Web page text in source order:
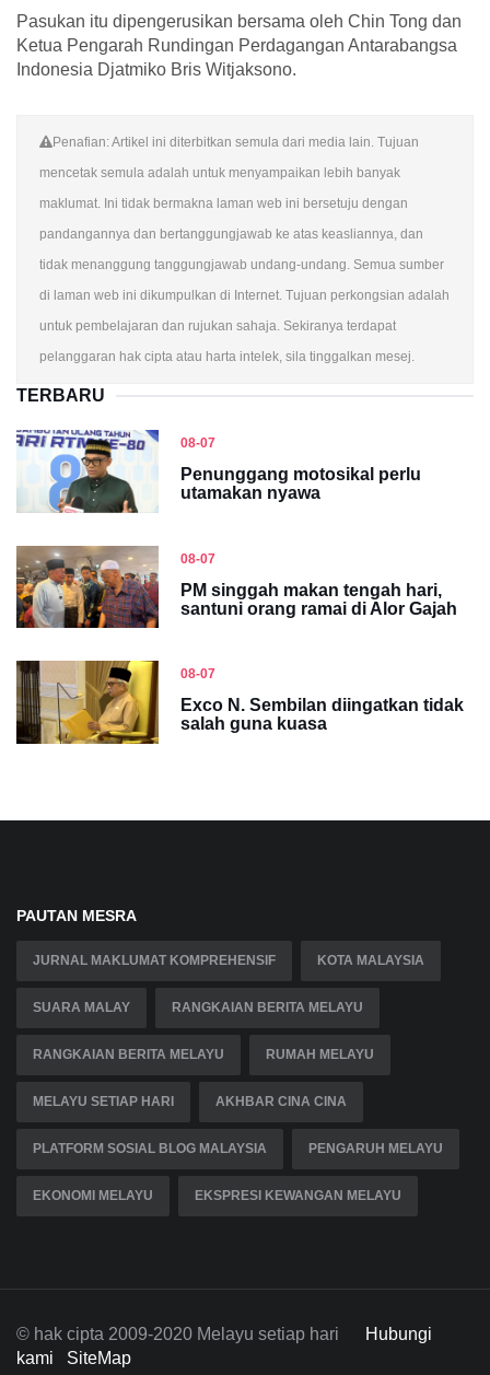
Pasukan itu dipengerusikan bersama oleh Chin Tong dan
Ketua Pengarah Rundingan Perdagangan Antarabangsa
Indonesia Djatmiko Bris Witjaksono.
Penafian: Artikel ini diterbitkan semula dari media lain. Tujuan
mencetak semula adalah untuk menyampaikan lebih banyak
maklumat. Ini tidak bermakna laman web ini bersetuju dengan
pandangannya dan bertanggungjawab ke atas keasliannya, dan
tidak menanggung tanggungjawab undang-undang. Semua sumber
di laman web ini dikumpulkan di Internet. Tujuan perkongsian adalah
untuk pembelajaran dan rujukan sahaja. Sekiranya terdapat
pelanggaran hak cipta atau harta intelek, sila tinggalkan mesej.
TERBARU
08-07
Penunggang motosikal perlu
utamakan nyawa
08-07
PM singgah makan tengah hari,
santuni orang ramai di Alor Gajah
08-07
Exco N. Sembilan diingatkan tidak
salah guna kuasa
PAUTAN MESRA
JURNAL MAKLUMAT KOMPREHENSIF KOTA MALAYSIA
SUARA MALAY RANGKAIAN BERITA MELAYU
RANGKAIAN BERITA MELAYU RUMAH MELAYU
MELAYU SETIAP HARI AKHBAR CINA CINA
PLATFORM SOSIAL BLOG MALAYSIA PENGARUH MELAYU
EKONOMI MELAYU EKSPRESI KEWANGAN MELAYU
© hak cipta 2009-2020 Melayu setiap hari
Hubungi
kami
SiteMap